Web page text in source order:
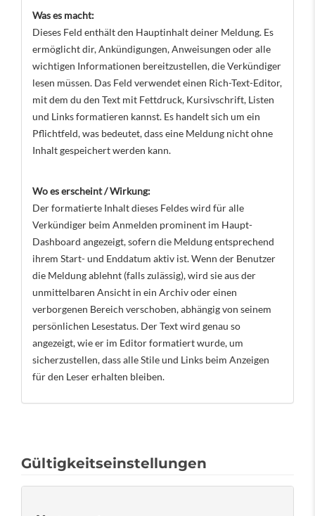
Was es macht:
Dieses Feld enthält den Hauptinhalt deiner Meldung. Es
ermöglicht dir, Ankündigungen, Anweisungen oder alle
wichtigen Informationen bereitzustellen, die Verkündiger
lesen müssen. Das Feld verwendet einen Rich-Text-Editor,
mit dem du den Text mit Fettdruck, Kursivschrift, Listen
und Links formatieren kannst. Es handelt sich um ein
Pflichtfeld, was bedeutet, dass eine Meldung nicht ohne
Inhalt gespeichert werden kann.
Wo es erscheint / Wirkung:
Der formatierte Inhalt dieses Feldes wird für alle
Verkündiger beim Anmelden prominent im Haupt-
Dashboard angezeigt, sofern die Meldung entsprechend
ihrem Start- und Enddatum aktiv ist. Wenn der Benutzer
die Meldung ablehnt (falls zulässig), wird sie aus der
unmittelbaren Ansicht in ein Archiv oder einen
verborgenen Bereich verschoben, abhängig von seinem
persönlichen Lesestatus. Der Text wird genau so
angezeigt, wie er im Editor formatiert wurde, um
sicherzustellen, dass alle Stile und Links beim Anzeigen
für den Leser erhalten bleiben.
Gültigkeitseinstellungen